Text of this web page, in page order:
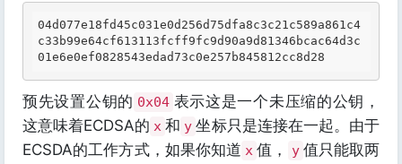
04d077e18fd45c031e0d256d75dfa8c3c21c589a861c4
c33b99e64cf613113fcff9fc9d90a9d81346bcac64d3c
预先设置公钥的 0x04 表示这是一个未压缩的公钥，
这意味着ECDSA的 x 和 y 坐标只是连接在一起。由于
ECSDA的工作方式，如果你知道 x 值， y 值只能取两